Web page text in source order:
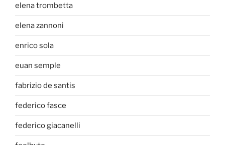
elena trombetta
elena zannoni
enrico sola
euan semple
fabrizio de santis
federico fasce
federico giacanelli